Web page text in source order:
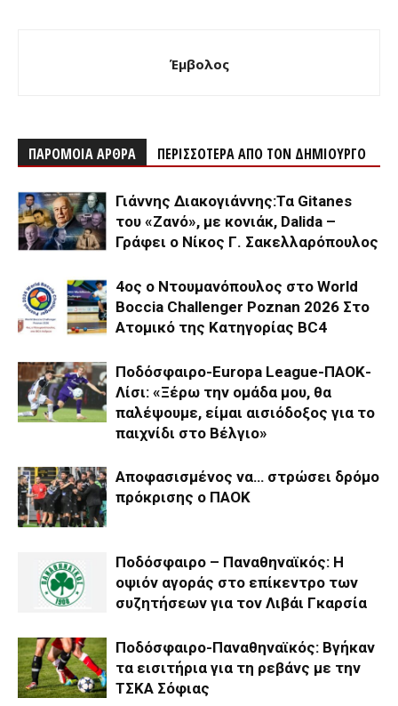
Έμβολος
ΠΑΡΟΜΟΙΑ ΑΡΘΡΑ ΠΕΡΙΣΣΟΤΕΡΑ ΑΠΟ ΤΟΝ ΔΗΜΙΟΥΡΓΟ
Γιάννης Διακογιάννης:Τα Gitanes
του «Ζανό», με κονιάκ, Dalida –
Γράφει ο Νίκος Γ. Σακελλαρόπουλος
4ος ο Ντουμανόπουλος στο World
Boccia Challenger Poznan 2026 Στο
Ατομικό της Κατηγορίας BC4
Ποδόσφαιρο-Europa League-ΠΑΟΚ-
Λίσι: «Ξέρω την ομάδα μου, θα
παλέψουμε, είμαι αισιόδοξος για το
παιχνίδι στο Βέλγιο»
Αποφασισμένος να… στρώσει δρόμο
πρόκρισης ο ΠΑΟΚ
Ποδόσφαιρο – Παναθηναϊκός: Η
οψιόν αγοράς στο επίκεντρο των
συζητήσεων για τον Λιβάι Γκαρσία
Ποδόσφαιρο-Παναθηναϊκός: Βγήκαν
τα εισιτήρια για τη ρεβάνς με την
ΤΣΚΑ Σόφιας